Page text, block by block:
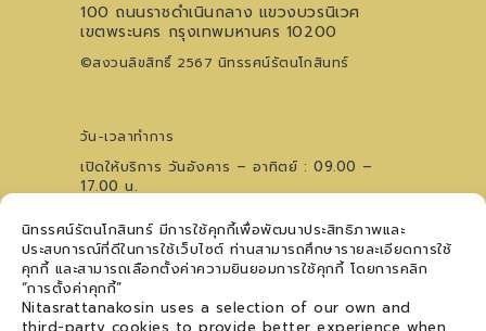
นิทรรศน์รัตนโกสินทร์ มีการใช้คุกกี้เพื่อพัฒนาประสิทธิภาพและ
ประสบการณ์ที่ดีในการใช้เว็บไซต์ ท่านสามารถศึกษารายละเอียดการใช้
คุกกี้ และสามารถเลือกตั้งค่าความยินยอมการใช้คุกกี้ โดยการคลิก
“การตั้งค่าคุกกี้”
Nitasrattanakosin uses a selection of our own and
100 ถนนราชดำเนินกลาง แขวงบวรนิเวศ
เขตพระนคร กรุงเทพมหานคร 10200
©สงวนลิขสิทธิ์ 2567 นิทรรศน์รัตนโกสินทร์
วัน-เวลาทำการ
เปิดให้บริการ วันอังคาร – อาทิตย์ : 09.00 –
17.00 น.
โทรศัพท์0 2621 0044
สอบถามเวทีการแสดงฯ 09 5476 5868
ติดตามข่าวสาร